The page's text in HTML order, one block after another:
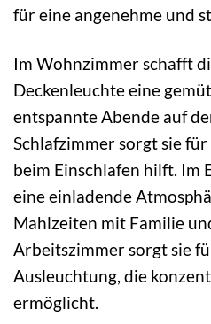
für eine angenehme und
Im Wohnzimmer schafft
Deckenleuchte eine
entspannte Abende auf
Schlafzimmer sorgt sie
beim Einschlafen hilft. Im
eine einladende
Mahlzeiten mit Familie
Arbeitszimmer sorgt sie
Ausleuchtung, die
ermöglicht.